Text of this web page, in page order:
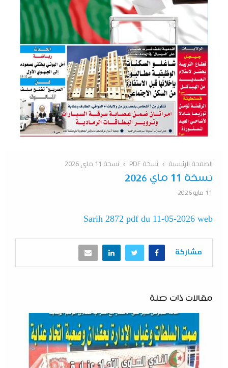
الصفحة الرئيسية نسخة PDF نسخة 11 ماي 2026
نسخة 11 ماي 2026
11 مايو 2026
Sarih 2872 pdf du 11-05-2026 web
مشاركة
مقالات ذات صلة